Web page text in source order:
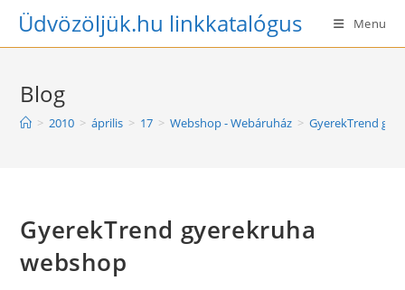
SkipÜdvözöljük.hu linkkatalógus Menu
Blog
> 2010 > április > 17 > Webshop - Webáruház > GyerekTrend
GyerekTrend gyerekruha
webshop